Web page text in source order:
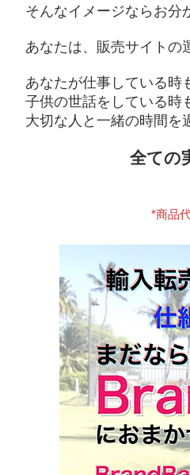
そんなイメージならお分
あなたは、販売サイトの
あなたが仕事している時
子供の世話をしている時
大切な人と一緒の時間
全ての
*商品